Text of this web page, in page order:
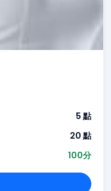
5 點
20 點
100分